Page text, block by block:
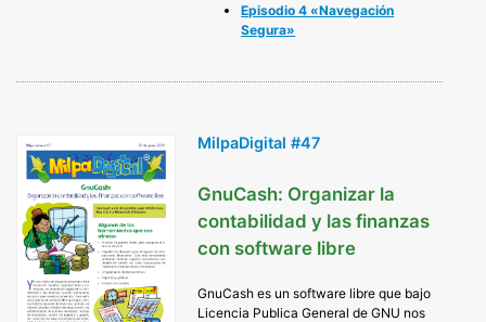
Episodio 4 «Navegación
Segura»
MilpaDigital #47
GnuCash: Organizar la
contabilidad y las finanzas
con software libre
GnuCash es un software libre que bajo
Licencia Publica General de GNU nos